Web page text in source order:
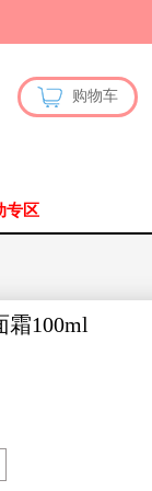
购物车
专区
霜100ml